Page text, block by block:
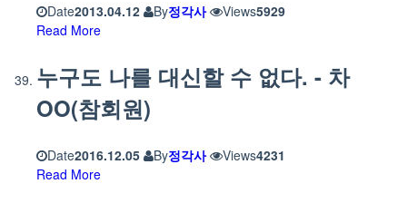
Date2013.04.12 By정각사 Views5929
Read More
누구도 나를 대신할 수 없다. - 차
OO(참회원)
Date2016.12.05 By정각사 Views4231
Read More